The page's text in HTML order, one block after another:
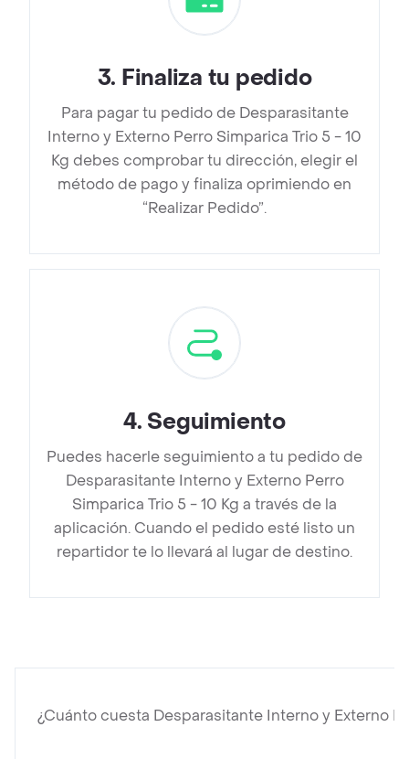
3. Finaliza tu pedido
Para pagar tu pedido de Desparasitante
Interno y Externo Perro Simparica Trio 5 - 10
Kg debes comprobar tu dirección, elegir el
método de pago y finaliza oprimiendo en
“Realizar Pedido”.
4. Seguimiento
Puedes hacerle seguimiento a tu pedido de
Desparasitante Interno y Externo Perro
Simparica Trio 5 - 10 Kg a través de la
aplicación. Cuando el pedido esté listo un
repartidor te lo llevará al lugar de destino.
¿Cuánto cuesta Desparasitante Interno y Externo